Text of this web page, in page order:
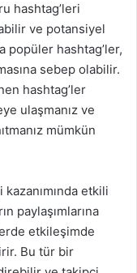
hashtag’leri
ve potansiyel
popüler hashtag’ler,
sebep olabilir.
hashtag’ler
ulaşmanız ve
mümkün
etkili
paylaşımlarına
etkileşimde
Bu tür bir